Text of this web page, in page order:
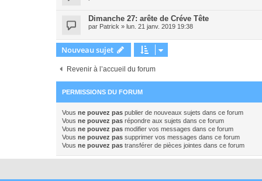
Dimanche 27: arête de Créve Tête
par Patrick » lun. 21 janv. 2019 19:38
Nouveau sujet
Revenir à l’accueil du forum
PERMISSIONS DU FORUM
Vous ne pouvez pas publier de nouveaux sujets dans ce forum
Vous ne pouvez pas répondre aux sujets dans ce forum
Vous ne pouvez pas modifier vos messages dans ce forum
Vous ne pouvez pas supprimer vos messages dans ce forum
Vous ne pouvez pas transférer de pièces jointes dans ce forum